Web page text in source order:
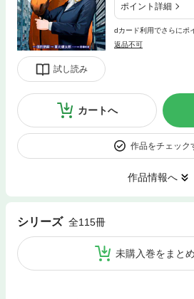
試し読み
ポイント詳細
dカード利用でさらにポ
返品不可
カートへ
作品をチェック
作品情報へ
シリーズ 全115冊
未購入巻をまと